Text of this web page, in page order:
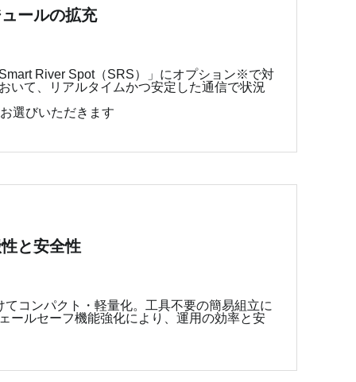
ールの拡充
River Spot（SRS）」にオプション※で対
いて、リアルタイムかつ安定した通信で状況
選びいただきます
と安全性
コンパクト・軽量化。工具不要の簡易組立に
ールセーフ機能強化により、運用の効率と安